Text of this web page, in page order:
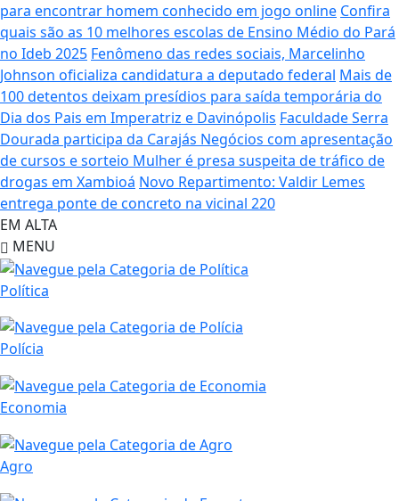
para encontrar homem conhecido em jogo online Confira
quais são as 10 melhores escolas de Ensino Médio do Pará
no Ideb 2025 Fenômeno das redes sociais, Marcelinho
Johnson oficializa candidatura a deputado federal Mais de
100 detentos deixam presídios para saída temporária do
Dia dos Pais em Imperatriz e Davinópolis Faculdade Serra
Dourada participa da Carajás Negócios com apresentação
de cursos e sorteio Mulher é presa suspeita de tráfico de
drogas em Xambioá Novo Repartimento: Valdir Lemes
entrega ponte de concreto na vicinal 220
EM ALTA
MENU
Política
Polícia
Economia
Agro